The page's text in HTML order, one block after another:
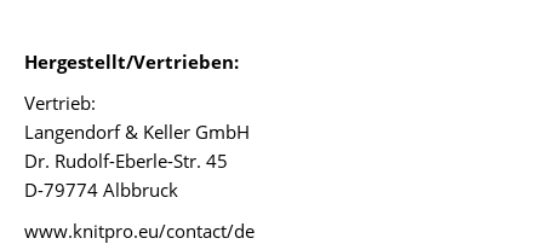
Hergestellt/Vertrieben:
Vertrieb:
Langendorf & Keller GmbH
Dr. Rudolf-Eberle-Str. 45
D-79774 Albbruck
www.knitpro.eu/contact/de